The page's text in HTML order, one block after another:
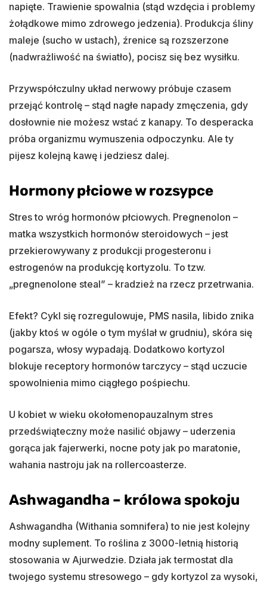
napięte. Trawienie spowalnia (stąd wzdęcia i problemy
żołądkowe mimo zdrowego jedzenia). Produkcja śliny
maleje (sucho w ustach), źrenice są rozszerzone
(nadwrażliwość na światło), pocisz się bez wysiłku.
Przywspółczulny układ nerwowy próbuje czasem
przejąć kontrolę – stąd nagłe napady zmęczenia, gdy
dosłownie nie możesz wstać z kanapy. To desperacka
próba organizmu wymuszenia odpoczynku. Ale ty
pijesz kolejną kawę i jedziesz dalej.
Hormony płciowe w rozsypce
Stres to wróg hormonów płciowych. Pregnenolon –
matka wszystkich hormonów steroidowych – jest
przekierowywany z produkcji progesteronu i
estrogenów na produkcję kortyzolu. To tzw.
„pregnenolone steal” – kradzież na rzecz przetrwania.
Efekt? Cykl się rozregulowuje, PMS nasila, libido znika
(jakby ktoś w ogóle o tym myślał w grudniu), skóra się
pogarsza, włosy wypadają. Dodatkowo kortyzol
blokuje receptory hormonów tarczycy – stąd uczucie
spowolnienia mimo ciągłego pośpiechu.
U kobiet w wieku okołomenopauzalnym stres
przedświąteczny może nasilić objawy – uderzenia
gorąca jak fajerwerki, nocne poty jak po maratonie,
wahania nastroju jak na rollercoasterze.
Ashwagandha – królowa spokoju
Ashwagandha (Withania somnifera) to nie jest kolejny
modny suplement. To roślina z 3000-letnią historią
stosowania w Ajurwedzie. Działa jak termostat dla
twojego systemu stresowego – gdy kortyzol za wysoki,